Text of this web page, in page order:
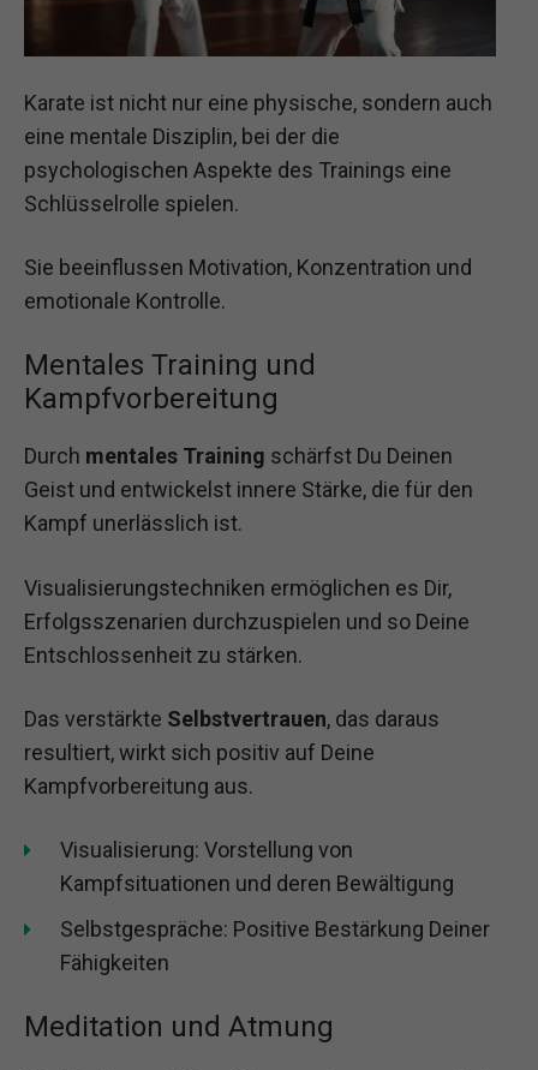
Karate ist nicht nur eine physische, sondern auch
eine mentale Disziplin, bei der die
psychologischen Aspekte des Trainings eine
Schlüsselrolle spielen.
Sie beeinflussen Motivation, Konzentration und
emotionale Kontrolle.
Mentales Training und
Kampfvorbereitung
Durch mentales Training schärfst Du Deinen
Geist und entwickelst innere Stärke, die für den
Kampf unerlässlich ist.
Visualisierungstechniken ermöglichen es Dir,
Erfolgsszenarien durchzuspielen und so Deine
Entschlossenheit zu stärken.
Das verstärkte Selbstvertrauen, das daraus
resultiert, wirkt sich positiv auf Deine
Kampfvorbereitung aus.
Visualisierung: Vorstellung von
Kampfsituationen und deren Bewältigung
Selbstgespräche: Positive Bestärkung Deiner
Fähigkeiten
Meditation und Atmung